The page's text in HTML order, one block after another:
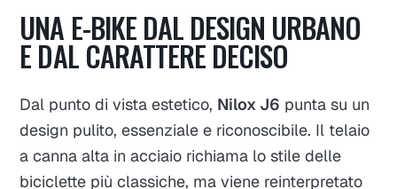
UNA E-BIKE DAL DESIGN URBANO
E DAL CARATTERE DECISO
Dal punto di vista estetico, Nilox J6 punta su un
design pulito, essenziale e riconoscibile. Il telaio
a canna alta in acciaio richiama lo stile delle
biciclette più classiche, ma viene reinterpretato